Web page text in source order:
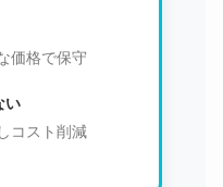
価格で保守
い
コスト削減